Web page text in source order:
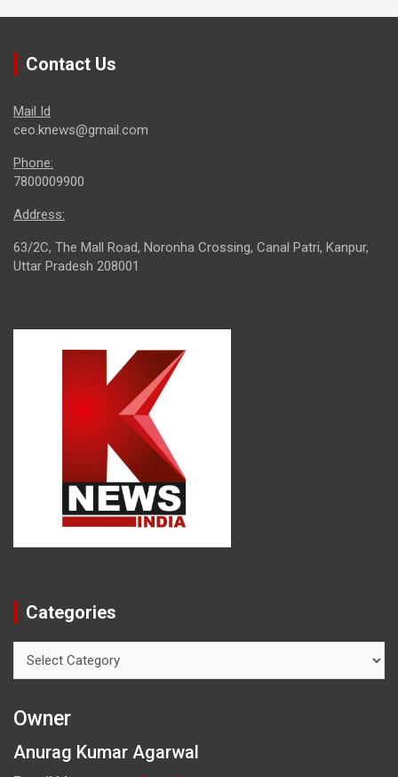
Contact Us
Mail Id
ceo.knews@gmail.com
Phone:
7800009900
Address:
63/2C, The Mall Road, Noronha Crossing, Canal Patri, Kanpur,
Uttar Pradesh 208001
Categories
Owner
Anurag Kumar Agarwal